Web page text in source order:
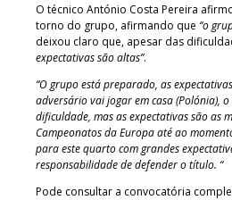
O técnico António Costa Pereira
torno do grupo, afirmando que “o
deixou claro que, apesar das
expectativas são altas”.
“O grupo está preparado, as
adversário vai jogar em casa (Polónia),
dificuldade, mas as expectativas são as
Campeonatos da Europa até ao
para este quarto com grandes
responsabilidade de defender o título. “
Pode consultar a convocatória